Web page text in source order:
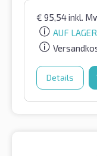
€ 95,54inkl.
AUF LAGER
Details